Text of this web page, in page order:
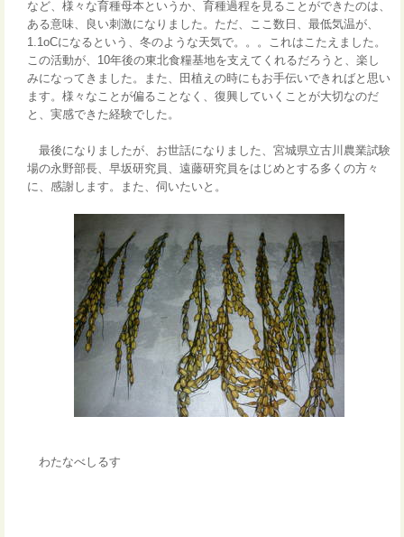
など、様々な育種母本というか、育種過程を見ることができたのは、
ある意味、良い刺激になりました。ただ、ここ数日、最低気温が、
1.1oCになるという、冬のような天気で。。。これはこたえました。
この活動が、10年後の東北食糧基地を支えてくれるだろうと、楽し
みになってきました。また、田植えの時にもお手伝いできればと思い
ます。様々なことが偏ることなく、復興していくことが大切なのだ
と、実感できた経験でした。
最後になりましたが、お世話になりました、宮城県立古川農業試験
場の永野部長、早坂研究員、遠藤研究員をはじめとする多くの方々
に、感謝します。また、伺いたいと。
わたなべしるす